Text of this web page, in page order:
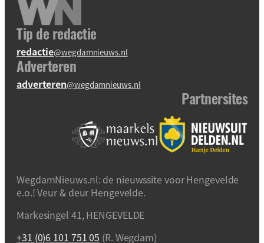
Tip de redactie
redactie@wegdamnieuws.nl
Adverteren
adverteren@wegdamnieuws.nl
Partnersites
WegdamNieuws.nl: de nieuwssite voor Hengevelde
e.o.! Veur & deur Hengevelde.
Markesingel 41, HENGEVELDE
+31 (0)6 101 751 05 (R. Wegdam)